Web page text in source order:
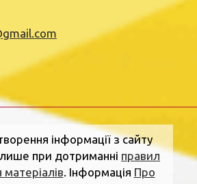
інформації з сайту
при дотриманні правил
. Інформація Про